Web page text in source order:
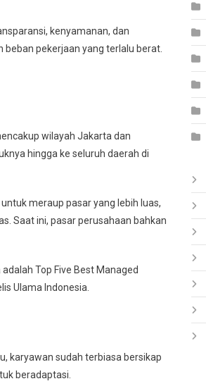
kenyamanan, dan
pekerjaan yang terlalu berat.
wilayah Jakarta dan
hingga ke seluruh daerah di
meraup pasar yang lebih luas,
Saat ini, pasar perusahaan bahkan
Top Five Best Managed
Ulama Indonesia.
karyawan sudah terbiasa bersikap
beradaptasi.